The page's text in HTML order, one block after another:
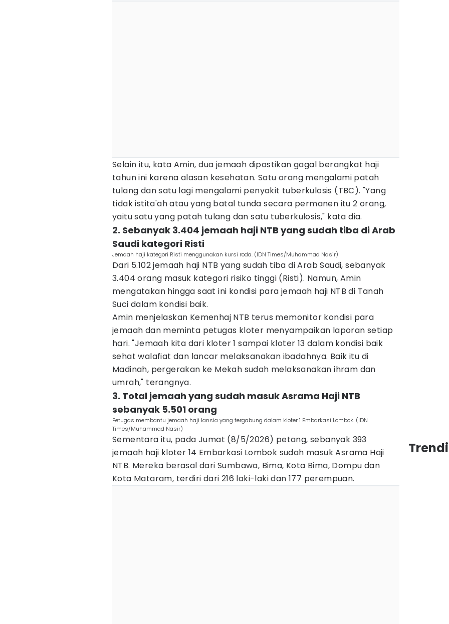
Selain itu, kata Amin, dua jemaah dipastikan gagal berangkat haji
tahun ini karena alasan kesehatan. Satu orang mengalami patah
tulang dan satu lagi mengalami penyakit tuberkulosis (TBC). "Yang
tidak istita'ah atau yang batal tunda secara permanen itu 2 orang,
yaitu satu yang patah tulang dan satu tuberkulosis," kata dia.
2. Sebanyak 3.404 jemaah haji NTB yang sudah tiba di Arab
Saudi kategori Risti
Jemaah haji kategori Risti menggunakan kursi roda. (IDN Times/Muhammad Nasir)
Dari 5.102 jemaah haji NTB yang sudah tiba di Arab Saudi, sebanyak
3.404 orang masuk kategori risiko tinggi (Risti). Namun, Amin
mengatakan hingga saat ini kondisi para jemaah haji NTB di Tanah
Suci dalam kondisi baik.
Amin menjelaskan Kemenhaj NTB terus memonitor kondisi para
jemaah dan meminta petugas kloter menyampaikan laporan setiap
hari. "Jemaah kita dari kloter 1 sampai kloter 13 dalam kondisi baik
sehat walafiat dan lancar melaksanakan ibadahnya. Baik itu di
Madinah, pergerakan ke Mekah sudah melaksanakan ihram dan
umrah," terangnya.
3. Total jemaah yang sudah masuk Asrama Haji NTB
sebanyak 5.501 orang
Petugas membantu jemaah haji lansia yang tergabung dalam kloter 1 Embarkasi Lombok. (IDN
Times/Muhammad Nasir)
Sementara itu, pada Jumat (8/5/2026) petang, sebanyak 393
jemaah haji kloter 14 Embarkasi Lombok sudah masuk Asrama Haji
NTB. Mereka berasal dari Sumbawa, Bima, Kota Bima, Dompu dan
Kota Mataram, terdiri dari 216 laki-laki dan 177 perempuan.